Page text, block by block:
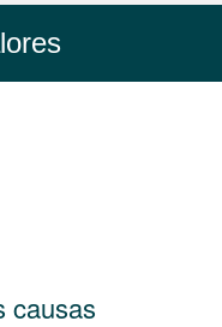
causas